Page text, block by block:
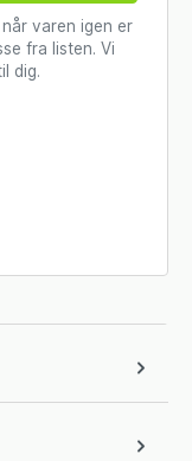
varen igen er
fra listen. Vi
dig.